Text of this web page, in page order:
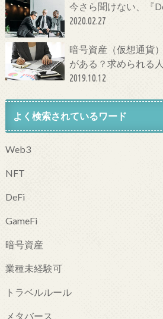
今さら聞けない、『
2020.02.27
暗号資産（仮想通貨
がある？求められる
2019.10.12
よく検索されているワード
Web3
NFT
DeFi
GameFi
暗号資産
業種未経験可
トラベルルール
メタバース